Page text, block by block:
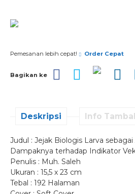
Pemesanan lebih cepat! Order Cepat
Bagikan ke
Deskripsi Info
Judul : Jejak Biologis Larva
Dampaknya terhadap Indikator
Penulis : Muh. Saleh
Ukuran : 15,5 x 23 cm
Tebal : 192 Halaman